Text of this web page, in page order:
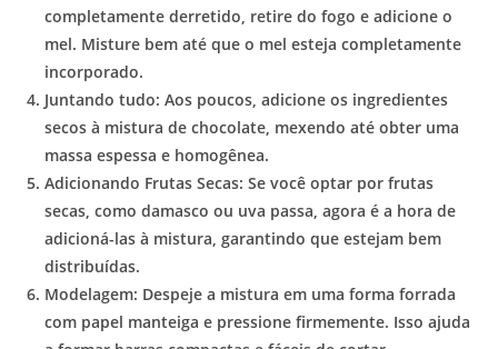
completamente derretido, retire do fogo e adicione o
mel. Misture bem até que o mel esteja completamente
incorporado.
Juntando tudo: Aos poucos, adicione os ingredientes
secos à mistura de chocolate, mexendo até obter uma
massa espessa e homogênea.
Adicionando Frutas Secas: Se você optar por frutas
secas, como damasco ou uva passa, agora é a hora de
adicioná-las à mistura, garantindo que estejam bem
distribuídas.
Modelagem: Despeje a mistura em uma forma forrada
com papel manteiga e pressione firmemente. Isso ajuda